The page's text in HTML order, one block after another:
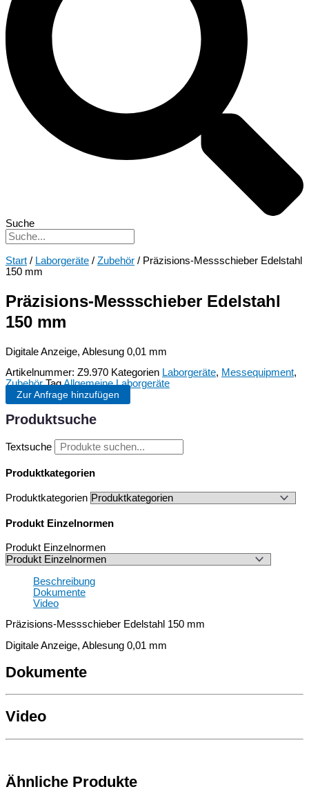
Suche
Start / Laborgeräte / Zubehör / Präzisions-Messschieber Edelstahl
150 mm
Präzisions-Messschieber Edelstahl
150 mm
Digitale Anzeige, Ablesung 0,01 mm
Artikelnummer: Z9.970 Kategorien Laborgeräte, Messequipment,
Zubehör TagAllgemeine Laborgeräte
Zur Anfrage hinzufügen
Produktsuche
Textsuche
Produktkategorien
Produktkategorien
Produkt Einzelnormen
Produkt Einzelnormen
Beschreibung
Dokumente
Video
Präzisions-Messschieber Edelstahl 150 mm
Digitale Anzeige, Ablesung 0,01 mm
Dokumente
Video
Ähnliche Produkte